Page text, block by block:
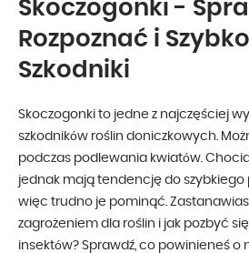
Skoczogonki -
Rozpoznać i
Szkodniki
Skoczogonki to jedne z najczęściej
szkodników roślin doniczkowych.
podczas podlewania kwiatów.
jednak mają tendencję do szybkiego
więc trudno je pominąć.
zagrożeniem dla roślin i jak pozbyć
insektów? Sprawdź, co powinieneś o